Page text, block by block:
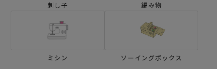
刺し子 編み物
ミシン ソーイングボックス